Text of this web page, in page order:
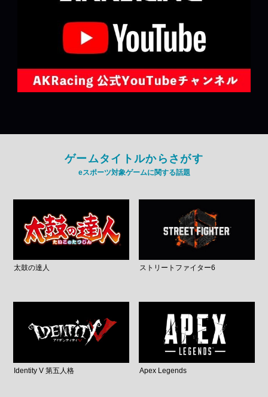
ゲームタイトルからさがす
eスポーツ対象ゲームに関する話題
太鼓の達人 ストリートファイター6
Identity V 第五人格 Apex Legends